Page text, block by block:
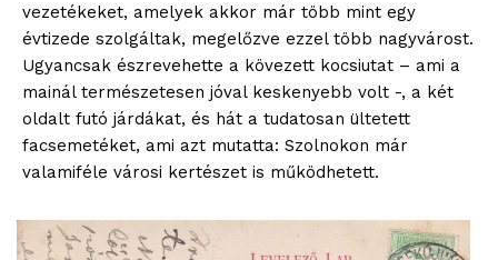
blogSZOLNOK
szubjektív élményportál
vezetékeket, amelyek akkor már több mint egy
évtizede szolgáltak, megelőzve ezzel több nagyvárost.
Ugyancsak észrevehette a kövezett kocsiutat – ami a
mainál természetesen jóval keskenyebb volt -, a két
oldalt futó járdákat, és hát a tudatosan ültetett
facsemetéket, ami azt mutatta: Szolnokon már
valamiféle városi kertészet is működhetett.